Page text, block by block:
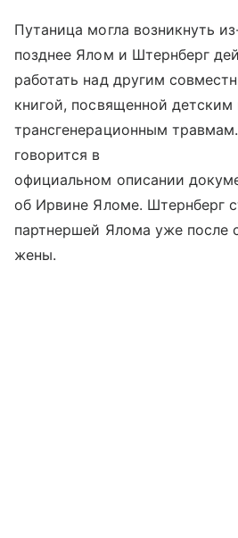
Путаница могла возникнуть
позднее Ялом и Штернберг
работать над другим
книгой, посвященной детским
трансгенерационным
говорится в
официальном описании
об Ирвине Яломе. Штернберг
партнершей Ялома уже после
жены.